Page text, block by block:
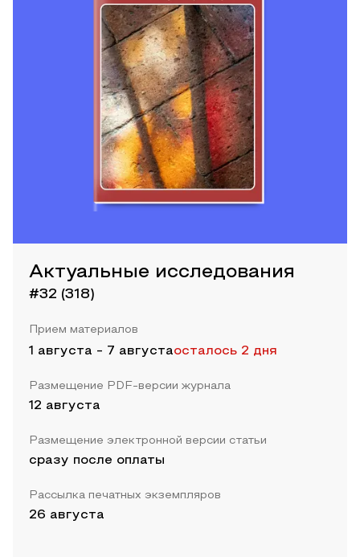
Актуальные исследования
#32 (318)
Прием материалов
1 августа - 7 августаосталось 2 дня
Размещение PDF-версии журнала
12 августа
Размещение электронной версии статьи
сразу после оплаты
Рассылка печатных экземпляров
26 августа